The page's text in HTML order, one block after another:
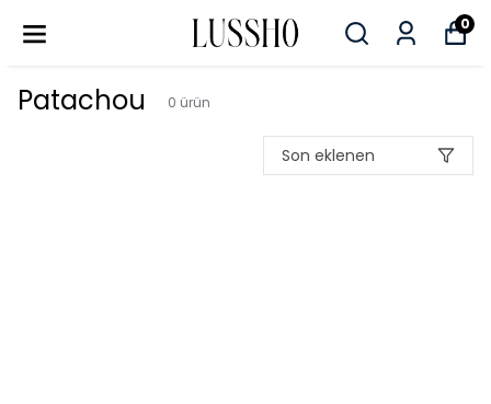
0
Patachou 0 ürün
Son eklenen